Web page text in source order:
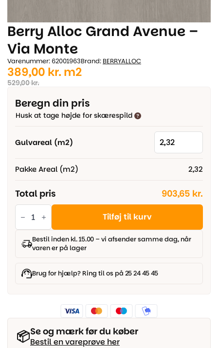
Berry Alloc Grand Avenue –
Via Monte
Varenummer: 62001963Brand: BERRYALLOC
529,00kr.
Den
oprindelige
pris
var:
389,00 kr.
Den
aktuelle
pris
er:
m2
Beregn din pris
Husk at tage højde for skærespild
Gulvareal (m2)
Pakke Areal (m2) 2,32
Total pris 903,65 kr.
Berry
Alloc
Grand
Avenue
Via
Monte
Tilføj til kurv
Bestil inden kl. 15.00 – vi afsender samme dag, når
varen er på lager
Brug for hjælp? Ring til os på 25 24 45 45
📦Se og mærk før du køber
Bestil en vareprøve her